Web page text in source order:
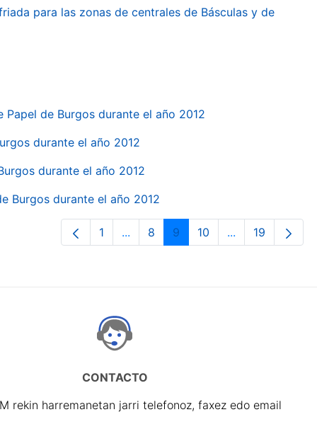
para las zonas de centrales de Básculas y de
de Burgos durante el año 2012
durante el año 2012
durante el año 2012
Burgos durante el año 2012
Orrialdea
1 ...Intermediate Pages Use TAB to
Orrialdea
8 Orrialdea
9 Orrialdea
10 ...Intermediate
Orrialdea
19
CONTACTO
rekin harremanetan jarri telefonoz, faxez edo email